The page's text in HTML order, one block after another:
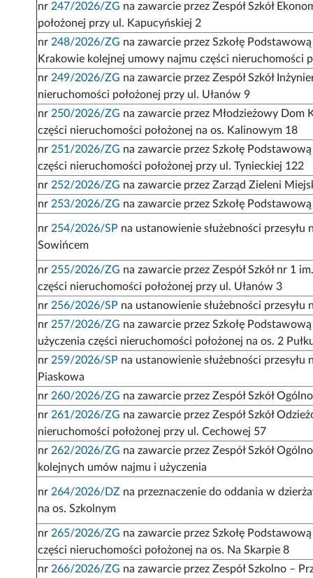
nr 247/2026/ZG na zawarcie przez Zespół Szkół
położonej przy ul. Kapucyńskiej 2
nr 248/2026/ZG na zawarcie przez Szkołę
Krakowie kolejnej umowy najmu części nieruchomości
nr 249/2026/ZG na zawarcie przez Zespół Szkół
nieruchomości położonej przy ul. Ułanów 9
nr 250/2026/ZG na zawarcie przez Młodzieżowy
części nieruchomości położonej na os. Kalinowym 18
nr 251/2026/ZG na zawarcie przez Szkołę
części nieruchomości położonej przy ul. Tynieckiej 122
nr 252/2026/ZG na zawarcie przez Zarząd Zieleni
nr 253/2026/ZG na zawarcie przez Szkołę
nr 254/2026/SP na ustanowienie służebności
Sowińcem
nr 255/2026/ZG na zawarcie przez Zespół Szkół nr 1
części nieruchomości położonej przy ul. Ułanów 3
nr 256/2026/SP na ustanowienie służebności
nr 257/2026/ZG na zawarcie przez Szkołę
użyczenia części nieruchomości położonej na os. 2
nr 259/2026/SP na ustanowienie służebności
Piaskowa
nr 260/2026/ZG na zawarcie przez Zespół Szkół
nr 261/2026/ZG na zawarcie przez Zespół Szkół
nieruchomości położonej przy ul. Cechowej 57
nr 262/2026/ZG na zawarcie przez Zespół Szkół
kolejnych umów najmu i użyczenia
nr 264/2026/DZ na przeznaczenie do oddania w
na os. Szkolnym
nr 265/2026/ZG na zawarcie przez Szkołę
części nieruchomości położonej na os. Na Skarpie 8
nr 266/2026/ZG na zawarcie przez Zespół Szkolno –